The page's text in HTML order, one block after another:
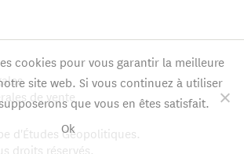
de vente
d'Études Géopolitiques.
droits réservés.
cookies pour vous garantir la meilleure
site web. Si vous continuez à utiliser
que vous en êtes satisfait.
Ok